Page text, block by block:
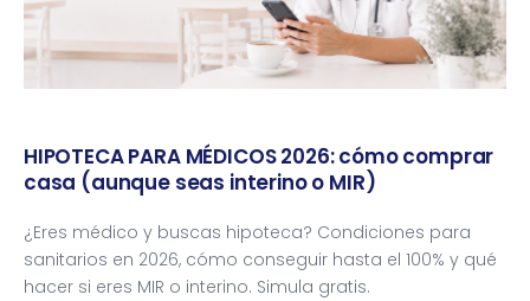
HIPOTECA PARA MÉDICOS 2026: cómo comprar
casa (aunque seas interino o MIR)
¿Eres médico y buscas hipoteca? Condiciones para
sanitarios en 2026, cómo conseguir hasta el 100% y qué
hacer si eres MIR o interino. Simula gratis.